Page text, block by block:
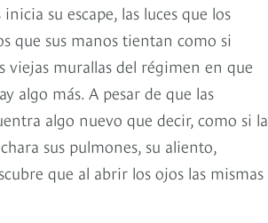
su escape, las luces que los
que sus manos tientan como si
viejas murallas del régimen en que
algo más. A pesar de que las
algo nuevo que decir, como si la
sus pulmones, su aliento,
que al abrir los ojos las mismas